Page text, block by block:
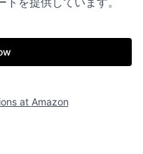
at Amazon